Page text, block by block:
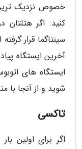
خصوص نزدیک
کنید. اگر هتلتان
سینتاگما قرار
آخرین ایستگاه
ایستگاه های
شوید و از آنجا با
تاکسی
اگر برای اولین